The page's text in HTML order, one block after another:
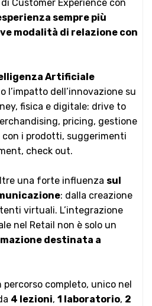
Customer Experience con
sempre più
modalità di relazione con
Artificiale
l’impatto dell’innovazione su
fisica e digitale: drive to
pricing, gestione
i prodotti, suggerimenti
check out.
una forte influenza sul
: dalla creazione
virtuali. L’integrazione
nel Retail non è solo un
destinata a
percorso completo, unico nel
4 lezioni, 1 laboratorio, 2